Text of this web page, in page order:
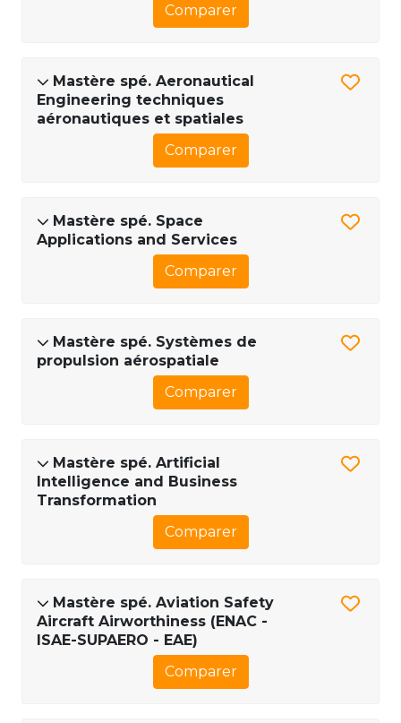
Comparer
Mastère spé. Aeronautical
Engineering techniques
aéronautiques et spatiales
Comparer
Mastère spé. Space
Applications and Services
Comparer
Mastère spé. Systèmes de
propulsion aérospatiale
Comparer
Mastère spé. Artificial
Intelligence and Business
Transformation
Comparer
Mastère spé. Aviation Safety
Aircraft Airworthiness (ENAC -
ISAE-SUPAERO - EAE)
Comparer